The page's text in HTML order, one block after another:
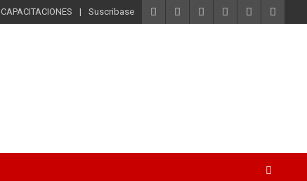
CAPACITACIONES Suscribase